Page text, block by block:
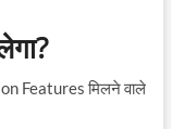
Features मिलने वाले